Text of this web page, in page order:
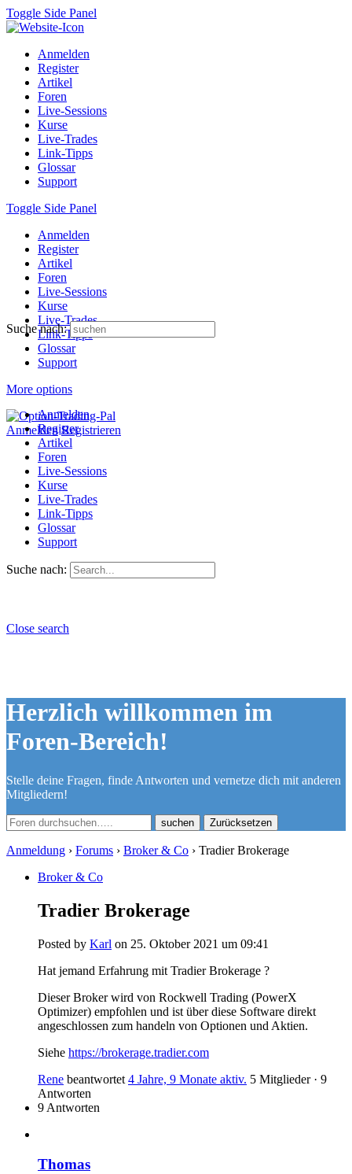
Toggle Side Panel
Anmelden
Register
Artikel
Foren
Live-Sessions
Kurse
Live-Trades
Link-Tipps
Glossar
Support
Toggle Side Panel
Anmelden
Register
Artikel
Foren
Live-Sessions
Kurse
Live-Trades
Link-Tipps
Glossar
Support
More options
Anmelden Registrieren
Suche nach:
Anmelden
Register
Artikel
Foren
Live-Sessions
Kurse
Live-Trades
Link-Tipps
Glossar
Support
Suche nach:
Close search
Herzlich willkommen im
Foren-Bereich!
Stelle deine Fragen, finde Antworten und vernetze dich mit anderen
Mitgliedern!
Zurücksetzen
Anmeldung › Forums › Broker & Co › Tradier Brokerage
Broker & Co
Tradier Brokerage
Posted by Karl on 25. Oktober 2021 um 09:41
Hat jemand Erfahrung mit Tradier Brokerage ?
Dieser Broker wird von Rockwell Trading (PowerX
Optimizer) empfohlen und ist über diese Software direkt
angeschlossen zum handeln von Optionen und Aktien.
Siehe https://brokerage.tradier.com
Rene beantwortet 4 Jahre, 9 Monate aktiv. 5 Mitglieder · 9
Antworten
9 Antworten
Thomas